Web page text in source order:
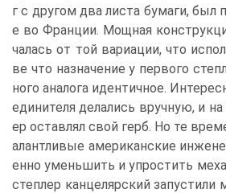
г с другом два листа бумаги, был
е во Франции. Мощная
чалась от той вариации, что
ве что назначение у первого
ного аналога идентичное.
единителя делались вручную, и
ер оставлял свой герб. Но те
алантливые американские
енно уменьшить и упростить
степлер канцелярский запустили